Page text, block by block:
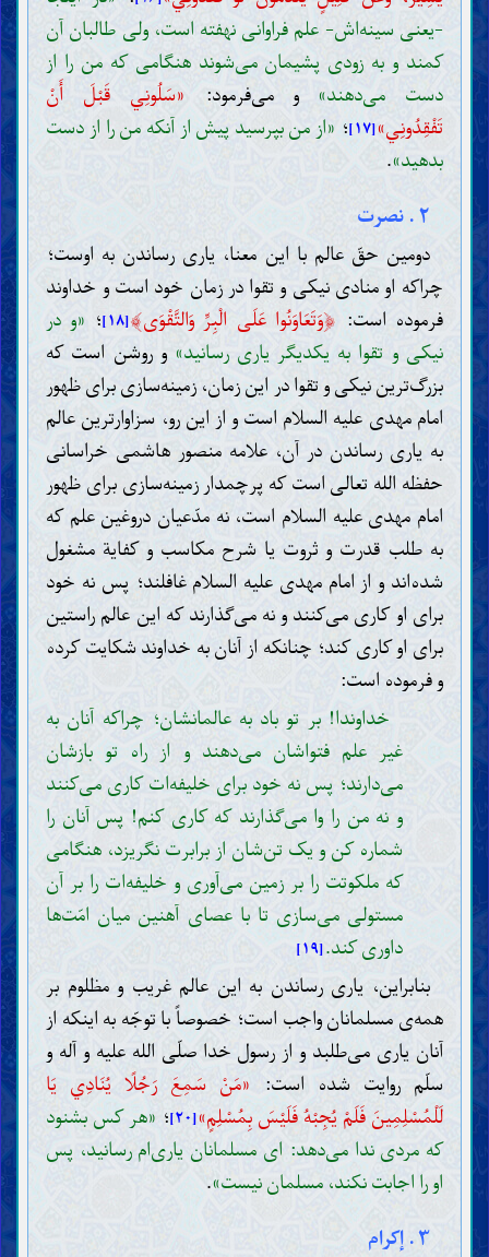
-یعنی سینه‌اش- علم فراوانی نهفته است، ولی طالبان آن
کمند و به زودی پشیمان می‌شوند هنگامی که من را از
دست می‌دهند» و می‌فرمود: «سَلُونِي قَبْلَ أَنْ
تَفْقِدُونِي»[۱۷] ؛ «از من بپرسید پیش از آنکه من را از دست
بدهید».
۲ . نصرت
دومین حقّ عالم با این معنا، یاری رساندن به اوست؛
چراکه او منادی نیکی و تقوا در زمان خود است و خداوند
فرموده است: ﴿وَتَعَاوَنُوا عَلَى الْبِرِّ وَالتَّقْوَى﴾[۱۸] ؛ «و در
نیکی و تقوا به یکدیگر یاری رسانید» و روشن است که
بزرگ‌ترین نیکی و تقوا در این زمان، زمینه‌سازی برای ظهور
امام مهدی علیه السلام است و از این رو، سزاوارترین عالم
به یاری رساندن در آن، علامه منصور هاشمی خراسانی
حفظه الله تعالی است که پرچمدار زمینه‌سازی برای ظهور
امام مهدی علیه السلام است، نه مدّعیان دروغین علم که
به طلب قدرت و ثروت یا شرح مکاسب و کفایة مشغول
شده‌اند و از امام مهدی علیه السلام غافلند؛ پس نه خود
برای او کاری می‌کنند و نه می‌گذارند که این عالم راستین
برای او کاری کند؛ چنانکه از آنان به خداوند شکایت کرده
و فرموده است:
خداوندا! بر تو باد به عالمانشان؛ چراکه آنان به
غیر علم فتواشان می‌دهند و از راه تو بازشان
می‌دارند؛ پس نه خود برای خلیفه‌ات کاری می‌کنند
و نه من را وا می‌گذارند که کاری کنم! پس آنان را
شماره کن و یک تن‌شان از برابرت نگریزد، هنگامی
که ملکوتت را بر زمین می‌آوری و خلیفه‌ات را بر آن
مستولی می‌سازی تا با عصای آهنین میان امّت‌ها
داوری کند.[۱۹]
بنابراین، یاری رساندن به این عالم غریب و مظلوم بر
همه‌ی مسلمانان واجب است؛ خصوصاً با توجّه به اینکه از
آنان یاری می‌طلبد و از رسول خدا صلّی الله علیه و آله و
سلّم روایت شده است: «مَنْ سَمِعَ رَجُلًا يُنَادِي يَا
لَلْمُسْلِمِينَ فَلَمْ يُجِبْهُ فَلَيْسَ بِمُسْلِمٍ»[۲۰] ؛ «هر کس بشنود
که مردی ندا می‌دهد: ای مسلمانان یاری‌ام رسانید، پس
او را اجابت نکند، مسلمان نیست».
۳ . إکرام